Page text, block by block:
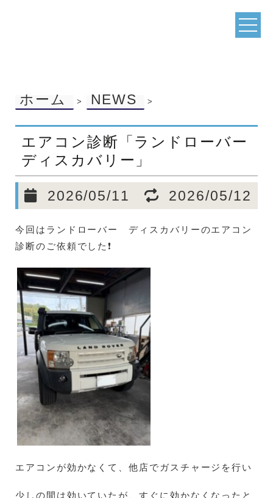
ホーム > NEWS >
エアコン診断「ランドローバー
ディスカバリー」
2026/05/11 2026/05/12
今回はランドローバー ディスカバリーのエアコン
診断のご依頼でした❗
エアコンが効かなくて、他店でガスチャージを行い
少しの間は効いていたが、すぐに効かなくなったと